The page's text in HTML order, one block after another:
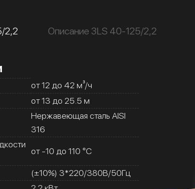
2,2 Описание 3LS 40-125/2,2
от 12 до 42 м³/ч
от 13 до 25.5 м
Нержавеющая сталь AISI
316
от -10 до 110 °C
(±10%) 3*220/380В/50Гц